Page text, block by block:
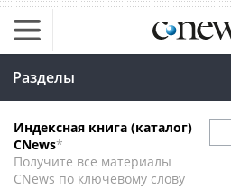
Разделы
Индексная книга (каталог)
CNews*
Получите все материалы
CNews по ключевому слову